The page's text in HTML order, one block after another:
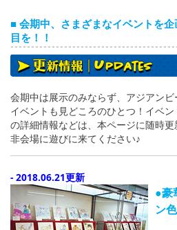
■ 会期中、さまざまなイベントを
目を！！
会期中は展示のみならず、アジアン
イベントも見どころのひとつ！イベ
の詳細情報などは、本ページに随時
非会場に遊びに来てください♪
- 2018.06.21更新
●豪
ン